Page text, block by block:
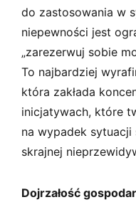
do zastosowania w
niepewności jest
„zarezerwuj sobie
To najbardziej
która zakłada
inicjatywach, które
na wypadek
skrajnej
Dojrzałość